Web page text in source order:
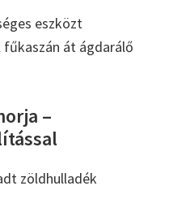
eszközt
át ágdarálő
–
zöldhulladék